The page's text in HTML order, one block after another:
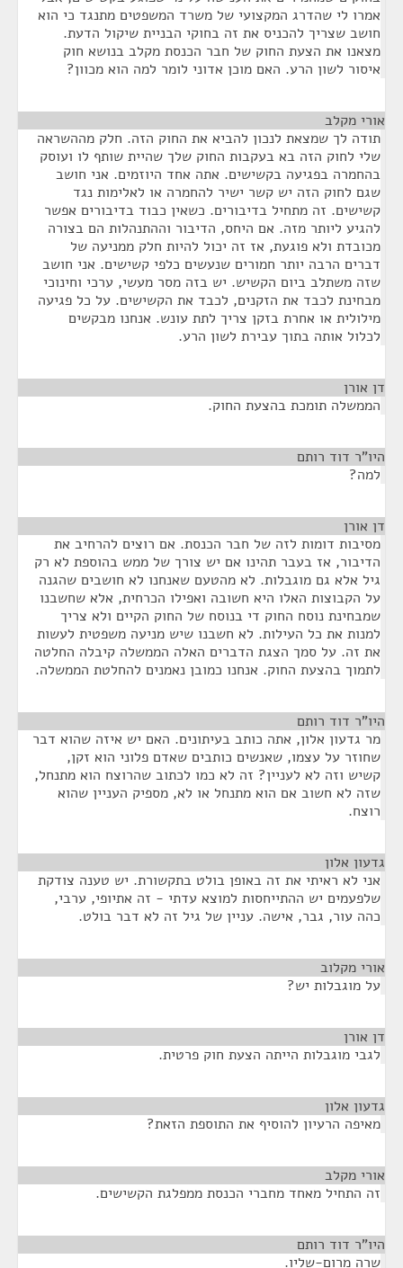
אמרו לי שהדרג המקצועי של משרד המשפטים מתנגד כי הוא
חושב שצריך להכניס את זה בחוקי הבניית שיקול הדעת.
מצאנו את הצעת החוק של חבר הכנסת מקלב בנושא חוק
איסור לשון הרע. האם מוכן אדוני לומר למה הוא מכוון?
אורי מקלב
תודה לך שמצאת לנכון להביא את החוק הזה. חלק מההשראה
שלי לחוק הזה בא בעקבות החוק שלך שהיית שותף לו ועוסק
בהחמרה בפגיעה בקשישים. אתה אחד היוזמים. אני חושב
שגם לחוק הזה יש קשר ישיר להחמרה או לאלימות נגד
קשישים. זה מתחיל בדיבורים. כשאין כבוד בדיבורים אפשר
להגיע ליותר מזה. אם היחס, הדיבור וההתנהלות הם בצורה
מכובדת ולא פוגעת, אז זה יכול להיות חלק ממניעה של
דברים הרבה יותר חמורים שנעשים כלפי קשישים. אני חושב
שזה משתלב ביום הקשיש. יש בזה מסר מעשי, ערכי וחינוכי
מבחינת לכבד את הזקנים, לכבד את הקשישים. על כל פגיעה
מילולית או אחרת בזקן צריך לתת עונש. אנחנו מבקשים
לכלול אותה בתוך עבירת לשון הרע.
דן אורן
הממשלה תומכת בהצעת החוק.
היו"ר דוד רותם
למה?
דן אורן
מסיבות דומות לזה של חבר הכנסת. אם רוצים להרחיב את
הדיבור, אז בעבר תהינו אם יש צורך של ממש בהוספת לא רק
גיל אלא גם מוגבלות. לא מהטעם שאנחנו לא חושבים שהגנה
על הקבוצות האלו היא חשובה ואפילו הכרחית, אלא שחשבנו
שמבחינת נוסח החוק די בנוסח של החוק הקיים ולא צריך
למנות את כל העילות. לא חשבנו שיש מניעה משפטית לעשות
את זה. על סמך הצגת הדברים האלה הממשלה קיבלה החלטה
לתמוך בהצעת החוק. אנחנו כמובן נאמנים להחלטת הממשלה.
היו"ר דוד רותם
מר גדעון אלון, אתה כותב בעיתונים. האם יש איזה שהוא דבר
שחוזר על עצמו, שאנשים כותבים שאדם פלוני הוא זקן,
קשיש וזה לא לעניין? זה לא כמו לכתוב שהרוצח הוא מתנחל,
שזה לא חשוב אם הוא מתנחל או לא, מספיק העניין שהוא
רוצח.
גדעון אלון
אני לא ראיתי את זה באופן בולט בתקשורת. יש טענה צודקת
שלפעמים יש ההתייחסות למוצא עדתי - זה אתיופי, ערבי,
כהה עור, גבר, אישה. עניין של גיל זה לא דבר בולט.
אורי מקלוב
על מוגבלות יש?
דן אורן
לגבי מוגבלות הייתה הצעת חוק פרטית.
גדעון אלון
מאיפה הרעיון להוסיף את התוספת הזאת?
אורי מקלב
זה התחיל מאחד מחברי הכנסת ממפלגת הקשישים.
היו"ר דוד רותם
שרה מרום-שליו.